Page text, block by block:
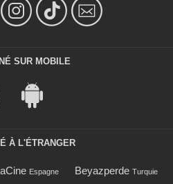
SUR MOBILE
À L'ÉTRANGER
Espagne Beyazperde Turquie